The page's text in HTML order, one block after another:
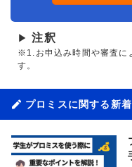
▶ 注釈
※1.お申込み時間や審査に
す。
プロミスに関する新